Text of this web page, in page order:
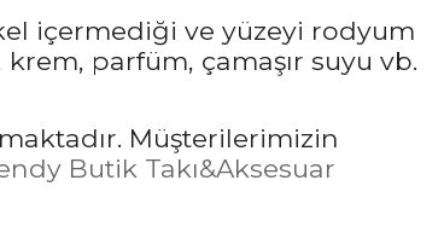
içermediği ve yüzeyi rodyum
parfüm, çamaşır suyu vb.
Müşterilerimizin
Butik Takı&Aksesuar